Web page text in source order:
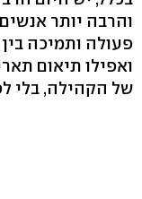
והרבה יותר
פעולה ותמיכה
ואפילו תיאום
של הקהילה, בלי